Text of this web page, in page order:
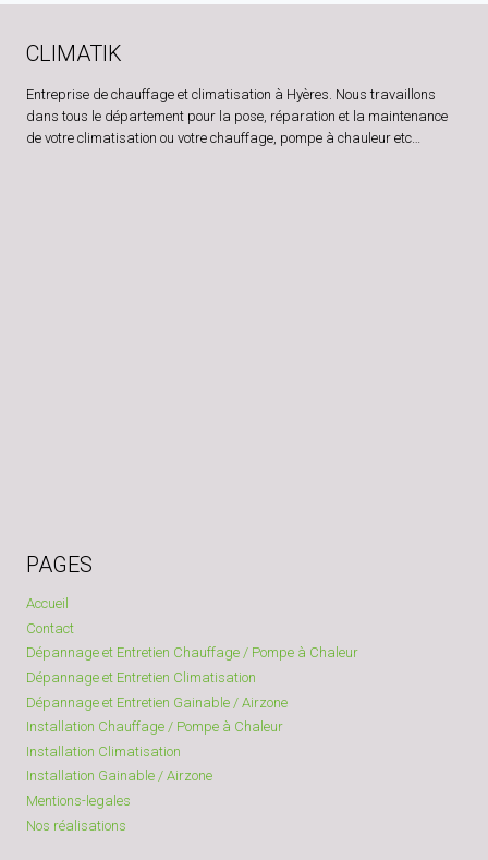
CLIMATIK
Entreprise de chauffage et climatisation à Hyères. Nous travaillons
dans tous le département pour la pose, réparation et la maintenance
de votre climatisation ou votre chauffage, pompe à chauleur etc…
PAGES
Accueil
Contact
Dépannage et Entretien Chauffage / Pompe à Chaleur
Dépannage et Entretien Climatisation
Dépannage et Entretien Gainable / Airzone
Installation Chauffage / Pompe à Chaleur
Installation Climatisation
Installation Gainable / Airzone
Mentions-legales
Nos réalisations